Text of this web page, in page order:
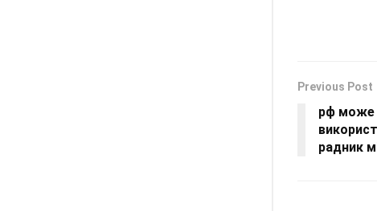
Previous Post
рф може
радник